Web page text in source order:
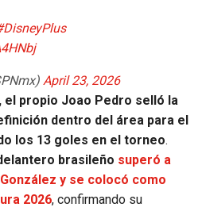
April 23, 2026
el propio Joao Pedro selló la
dentro del área para el
los 13 goles en el torneo.
brasileño superó a
y se colocó como
2026, confirmando su